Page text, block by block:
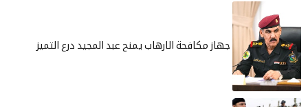
جهاز مكافحة الارهاب يمنح عبد المجيد درع التميز